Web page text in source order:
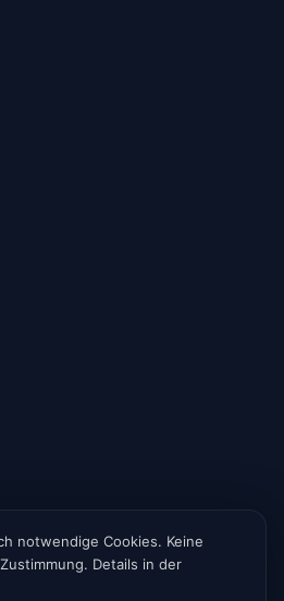
notwendige Cookies. Keine
Details in der